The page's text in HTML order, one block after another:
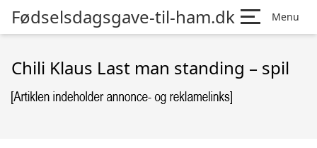
Fødselsdagsgave-til-ham.dk Menu
Chili Klaus Last man standing – spil